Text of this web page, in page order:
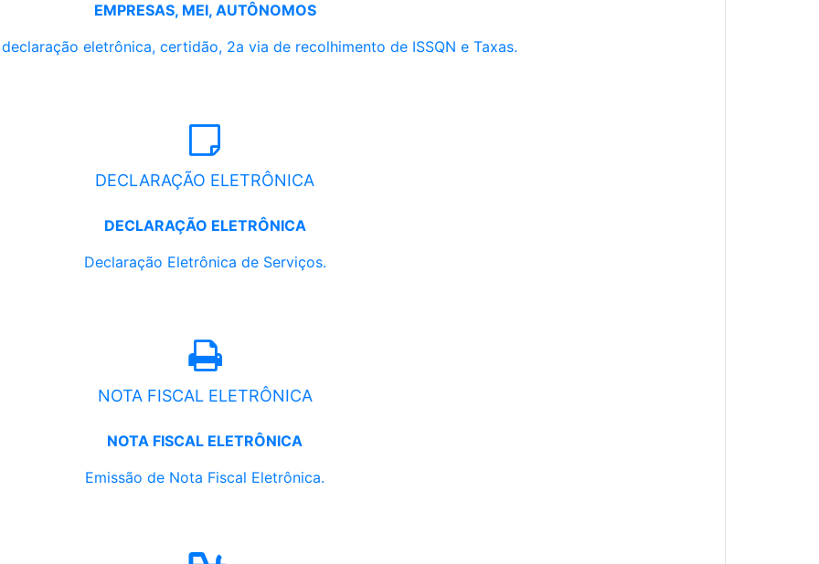
EMPRESAS, MEI, AUTÔNOMOS
eletrônica, certidão, 2a via de recolhimento de ISSQN e Taxas.
DECLARAÇÃO ELETRÔNICA
DECLARAÇÃO ELETRÔNICA
Declaração Eletrônica de Serviços.
NOTA FISCAL ELETRÔNICA
NOTA FISCAL ELETRÔNICA
Emissão de Nota Fiscal Eletrônica.